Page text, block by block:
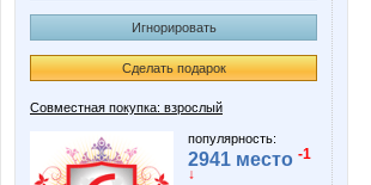
Игнорировать
Сделать подарок
Совместная покупка: взрослый
популярность:
2941 место -1
↓